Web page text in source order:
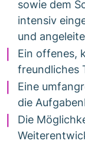
sowie dem
intensiv
und
Ein offenes,
freundliches
Eine
die
Die